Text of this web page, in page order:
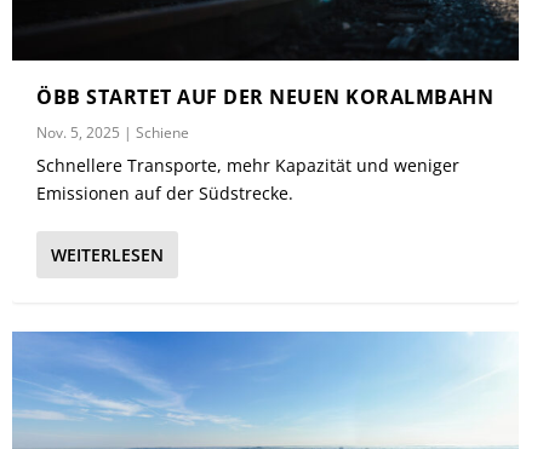
ÖBB STARTET AUF DER NEUEN KORALMBAHN
Nov. 5, 2025 |Schiene
Schnellere Transporte, mehr Kapazität und weniger
Emissionen auf der Südstrecke.
WEITERLESEN